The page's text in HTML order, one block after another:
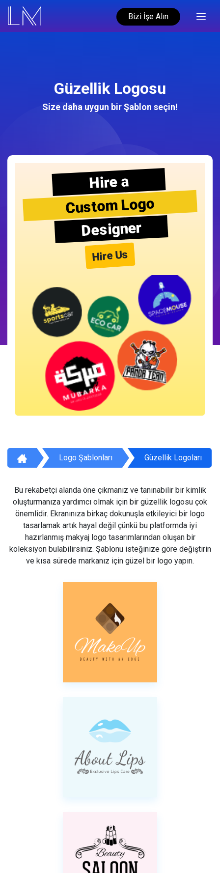
Bizi İşe Alın
Güzellik Logosu
Size daha uygun bir Şablon seçin!
Hire a
Custom Logo
Designer
Hire Us
Logo Şablonları Güzellik Logoları
Bu rekabetçi alanda öne çıkmanız ve tanınabilir bir kimlik
oluşturmanıza yardımcı olmak için bir güzellik logosu çok
önemlidir. Ekranınıza birkaç dokunuşla etkileyici bir logo
tasarlamak artık hayal değil çünkü bu platformda iyi
hazırlanmış makyaj logo tasarımlarından oluşan bir
koleksiyon bulabilirsiniz. Şablonu isteğinize göre değiştirin
ve kısa sürede markanız için güzel bir logo yapın.